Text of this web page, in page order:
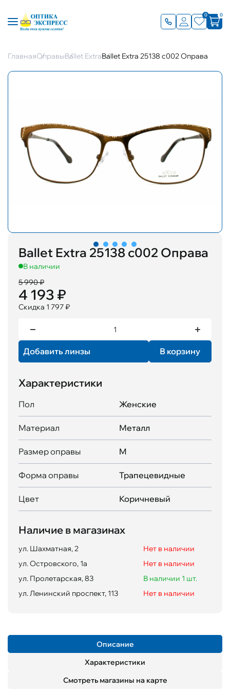
0 0
ГлавнаяОправыBallet ExtraBallet Extra 25138 c002 Оправа
Ballet Extra 25138 c002 Оправа
В наличии
5 990 ₽
4 193 ₽
Скидка 1 797 ₽
Добавить линзы В корзину
Характеристики
Пол Женские
Материал Металл
Размер оправы M
Форма оправы Трапецевидные
Цвет Коричневый
Наличие в магазинах
ул. Шахматная, 2
Нет в наличии
ул. Островского, 1а
Нет в наличии
ул. Пролетарская, 83
В наличии 1 шт.
ул. Ленинский проспект, 113
Нет в наличии
Описание
Характеристики
Смотреть магазины на карте